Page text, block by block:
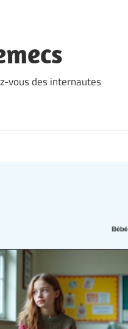
vous des internautes